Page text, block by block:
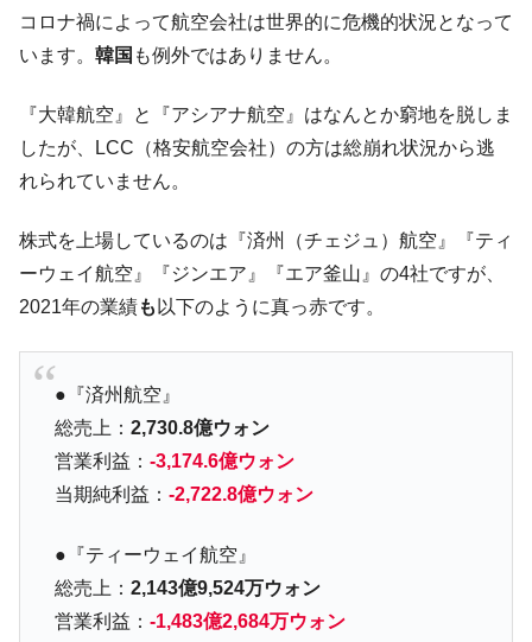
韓国「2026年07月の輸出入」絶好調。半導
体だけで410億ドル、輸出全体の41％もある
『Money1』
【韓国の外貨準備】2026年07月は4,279億ド
ル。外平債の発行「19.4億ドル」
ーにウソのデータを入力したのは明白だ」
『Money1』
韓国･李在明さっそく不動産対策で浅薄な発
言。
だ。
『Money1』
『韓国銀行』が「金の保有量を増やしま
す」⇒「金を経由するドル入手」手段ではないのか？
『Money1』
韓国･外為取引量「1日当たり1,214.4億ド
ル」まで拡大 ⇒ 海外資金の動きに強く左右される状態
い「50.5％」に上昇
『Money1』
韓国大統領府ボンクラ政策室長が告発され
た ⇒ 国家が行った恐るべき株価操作であり、空前の国政壟
コロナ禍によって航空会社は世界的に危機的状況となって
います。 韓国 も例外ではありません。
『大韓航空』と『アシアナ航空』はなんとか窮地を脱しま
したが、LCC（格安航空会社）の方は総崩れ状況から逃
れられていません。
株式を上場しているのは『済州（チェジュ）航空』『ティ
ーウェイ航空』『ジンエア』『エア釜山』の4社ですが、
2021年の業績も 以下のように真っ赤です。
●『済州航空』
総売上： 2,730.8億ウォン
営業利益： -3,174.6億ウォン
当期純利益： -2,722.8億ウォン
●『ティーウェイ航空』
総売上： 2,143億9,524万ウォン
営業利益： -1,483億2,684万ウォン